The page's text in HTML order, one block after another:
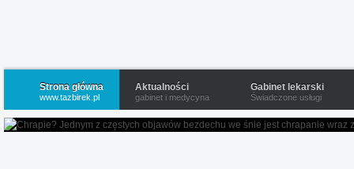
Strona główna
www.tazbirek.pl
Aktualności
gabinet i medycyna
Gabinet lekarski
Świadczone usługi